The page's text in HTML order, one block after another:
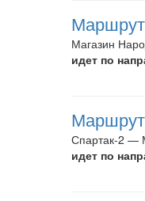
Магазин
идет по
Спартак-2 —
идет по